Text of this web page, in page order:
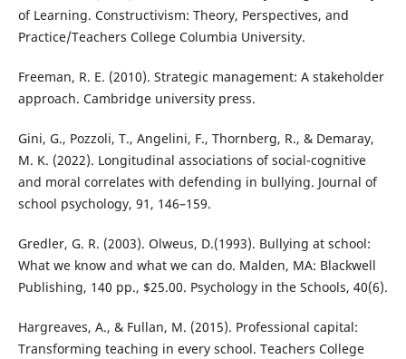
of Learning. Constructivism: Theory, Perspectives, and
Practice/Teachers College Columbia University.
Freeman, R. E. (2010). Strategic management: A stakeholder
approach. Cambridge university press.
Gini, G., Pozzoli, T., Angelini, F., Thornberg, R., & Demaray,
M. K. (2022). Longitudinal associations of social-cognitive
and moral correlates with defending in bullying. Journal of
school psychology, 91, 146–159.
Gredler, G. R. (2003). Olweus, D.(1993). Bullying at school:
What we know and what we can do. Malden, MA: Blackwell
Publishing, 140 pp., $25.00. Psychology in the Schools, 40(6).
Hargreaves, A., & Fullan, M. (2015). Professional capital:
Transforming teaching in every school. Teachers College